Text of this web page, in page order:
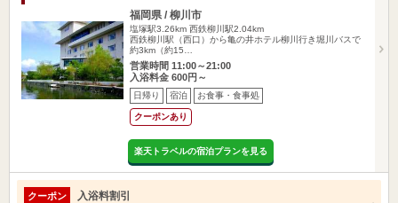
福岡県 / 柳川市
塩塚駅3.26km 西鉄柳川駅2.04km
西鉄柳川駅（西口）から亀の井ホテル柳川行き堀川バスで
約3km（約15…
営業時間 11:00～21:00
入浴料金 600円～
日帰り 宿泊 お食事・食事処
クーポンあり
楽天トラベルの宿泊プランを見る
クーポン 入浴料割引